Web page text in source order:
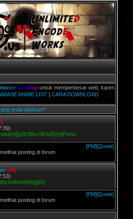
er Des ktopuntuk memperbesar web, karena aslinya
ANIME LIST | CARA DOWNLOAD
anda pikirkan?
yt][yt]LfI8sxSFtuE[/yt]Pensi
[PM][Quote]
posting di forum
[off]
kmo[/img][/c]
[PM][Quote]
posting di forum